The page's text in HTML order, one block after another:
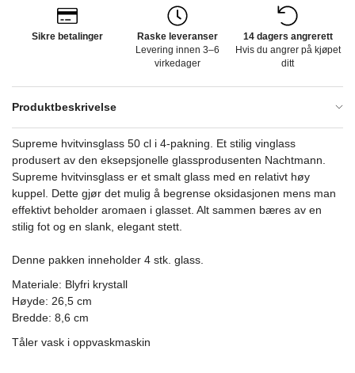
Sikre betalinger
Raske leveranser
Levering innen 3–6
virkedager
14 dagers angrerett
Hvis du angrer på kjøpet
ditt
Produktbeskrivelse
Supreme hvitvinsglass 50 cl i 4-pakning. Et stilig vinglass
produsert av den eksepsjonelle glassprodusenten Nachtmann.
Supreme hvitvinsglass er et smalt glass med en relativt høy
kuppel. Dette gjør det mulig å begrense oksidasjonen mens man
effektivt beholder aromaen i glasset. Alt sammen bæres av en
stilig fot og en slank, elegant stett.
Denne pakken inneholder 4 stk. glass.
Materiale: Blyfri krystall
Høyde: 26,5 cm
Bredde: 8,6 cm
Tåler vask i oppvaskmaskin